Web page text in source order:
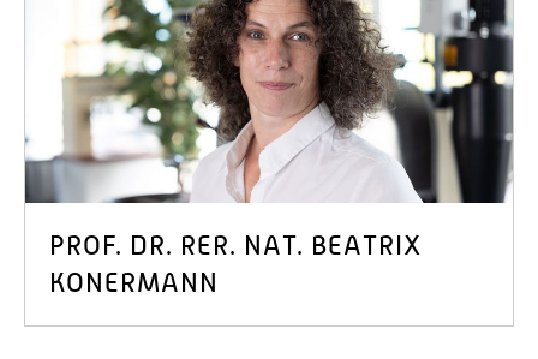
PROF. DR. RER. NAT. BEATRIX
KONERMANN